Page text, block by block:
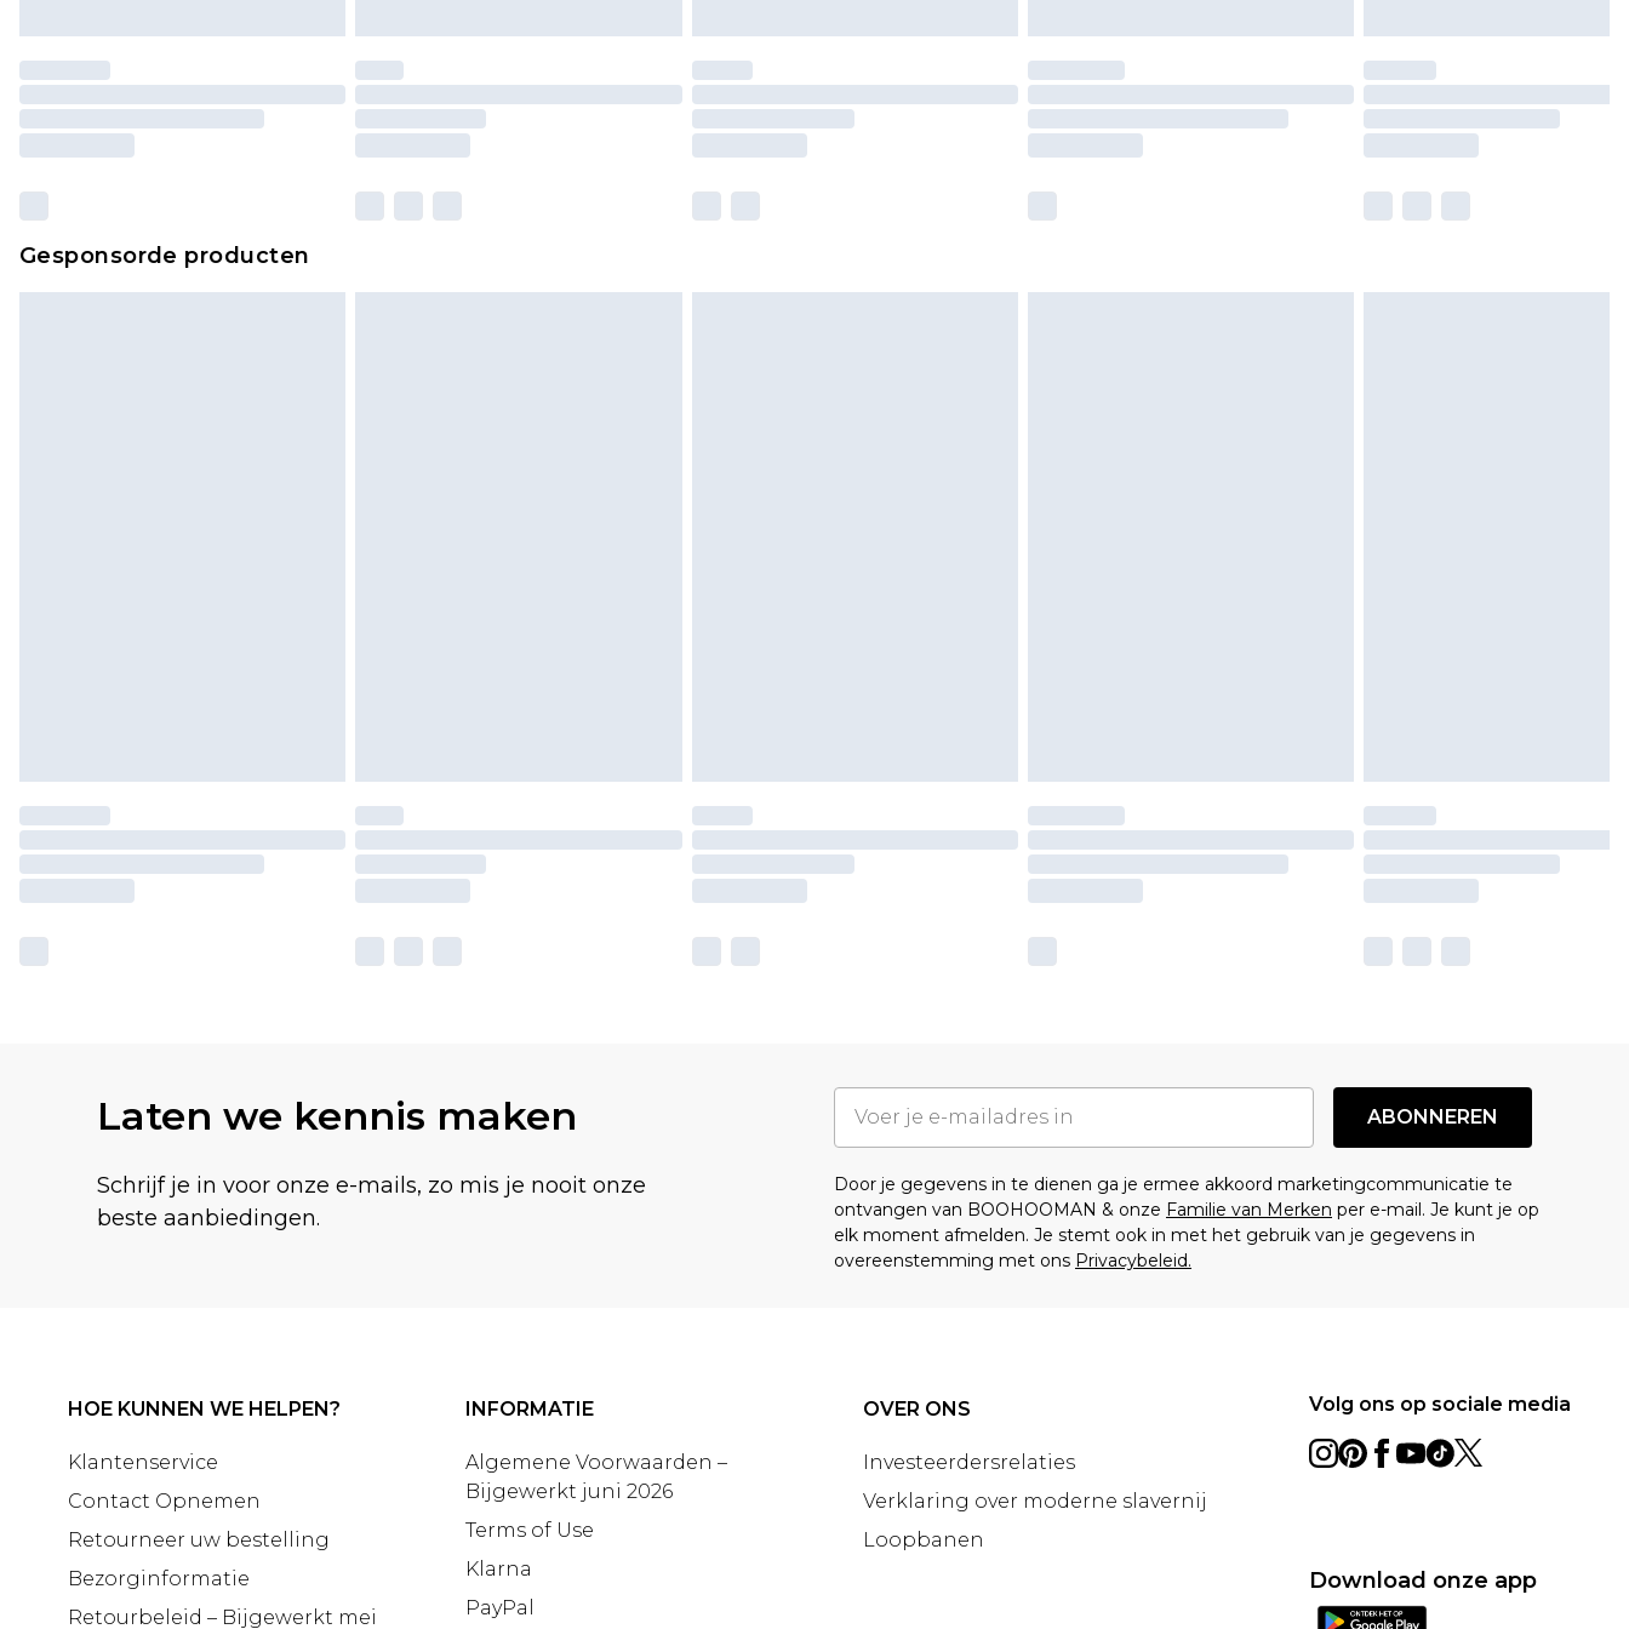
Gesponsorde producten
Laten we kennis maken
Schrijf je in voor onze e-mails, zo mis je nooit onze
beste aanbiedingen.
ABONNEREN
Door je gegevens in te dienen ga je ermee akkoord marketingcommunicatie te
ontvangen van BOOHOOMAN & onze Familie van Merken per e-mail. Je kunt je op
elk moment afmelden. Je stemt ook in met het gebruik van je gegevens in
overeenstemming met ons Privacybeleid.
HOE KUNNEN WE HELPEN?
Klantenservice
Contact Opnemen
Retourneer uw bestelling
Bezorginformatie
Retourbeleid – Bijgewerkt mei
INFORMATIE
Algemene Voorwaarden –
Bijgewerkt juni 2026
Terms of Use
Klarna
PayPal
OVER ONS
Investeerdersrelaties
Verklaring over moderne slavernij
Loopbanen
Volg ons op sociale media
Download onze app